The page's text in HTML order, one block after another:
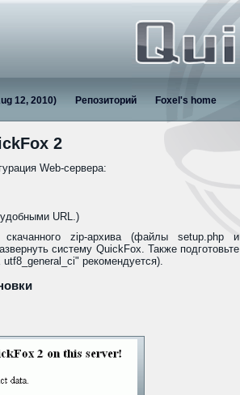
12, 2010) Репозиторий Foxel's home
2
Web-сервера:
URL.)
zip-архива (файлы setup.php и
систему QuickFox. Также подготовьте
рекомендуется).